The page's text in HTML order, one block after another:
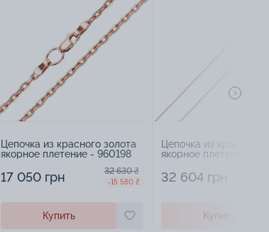
Цепочка из красного золота
якорное плетение - 960198
17 050 грн 32 630 ₴
-15 580 ₴
Купить
Цепочка из красного
якорное плетение -
32 604 грн
Купить